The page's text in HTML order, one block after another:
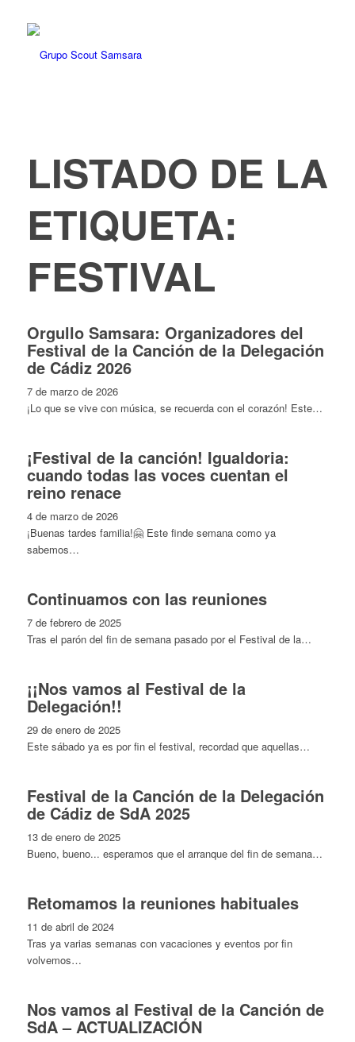
LISTADO DE LA
ETIQUETA:
FESTIVAL
Orgullo Samsara: Organizadores del
Festival de la Canción de la Delegación
de Cádiz 2026
7 de marzo de 2026
¡Lo que se vive con música, se recuerda con el corazón! Este…
¡Festival de la canción! Igualdoria:
cuando todas las voces cuentan el
reino renace
4 de marzo de 2026
¡Buenas tardes familia!🤗 Este finde semana como ya
sabemos…
Continuamos con las reuniones
7 de febrero de 2025
Tras el parón del fin de semana pasado por el Festival de la…
¡¡Nos vamos al Festival de la
Delegación!!
29 de enero de 2025
Este sábado ya es por fin el festival, recordad que aquellas…
Festival de la Canción de la Delegación
de Cádiz de SdA 2025
13 de enero de 2025
Bueno, bueno... esperamos que el arranque del fin de semana…
Retomamos la reuniones habituales
11 de abril de 2024
Tras ya varias semanas con vacaciones y eventos por fin
volvemos…
Nos vamos al Festival de la Canción de
SdA – ACTUALIZACIÓN